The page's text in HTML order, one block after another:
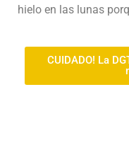
hielo en las lunas
CUIDADO! La